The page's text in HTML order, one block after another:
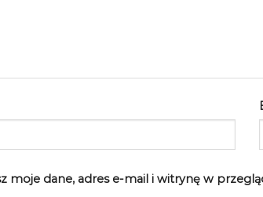
moje dane, adres e-mail i witrynę w